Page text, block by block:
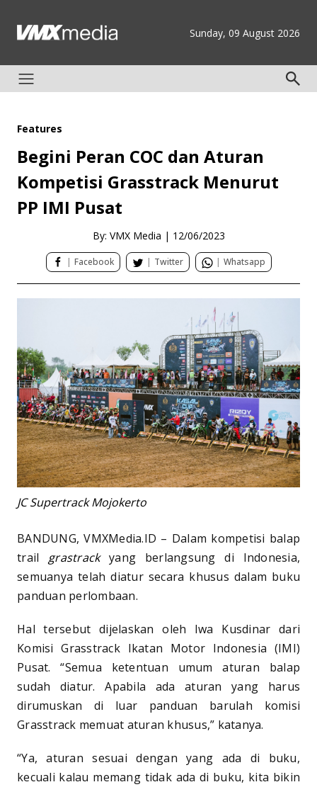
Sunday, 09 August 2026
Features
Begini Peran COC dan Aturan
Kompetisi Grasstrack Menurut
PP IMI Pusat
By: VMX Media | 12/06/2023
| Facebook | Twitter | Whatsapp
JC Supertrack Mojokerto
BANDUNG, VMXMedia.ID – Dalam kompetisi balap
trail grastrackyang berlangsung di Indonesia,
semuanya telah diatur secara khusus dalam buku
panduan perlombaan.
Hal tersebut dijelaskan oleh Iwa Kusdinar dari
Komisi Grasstrack Ikatan Motor Indonesia (IMI)
Pusat. “Semua ketentuan umum aturan balap
sudah diatur. Apabila ada aturan yang harus
dirumuskan di luar panduan barulah komisi
Grasstrack memuat aturan khusus,” katanya.
“Ya, aturan sesuai dengan yang ada di buku,
kecuali kalau memang tidak ada di buku, kita bikin